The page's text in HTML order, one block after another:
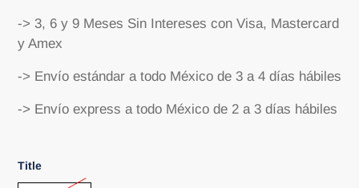
-> 3, 6 y 9 Meses Sin Intereses con Visa, Mastercard
y Amex
-> Envío estándar a todo México de 3 a 4 días hábiles
-> Envío express a todo México de 2 a 3 días hábiles
Title